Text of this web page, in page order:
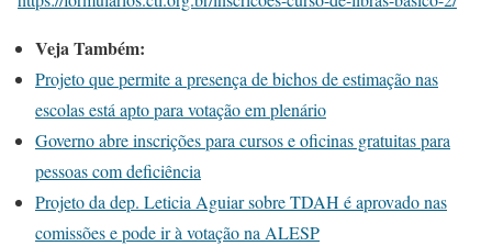
Veja Também:
Projeto que permite a presença de bichos de estimação nas
escolas está apto para votação em plenário
Governo abre inscrições para cursos e oficinas gratuitas para
pessoas com deficiência
Projeto da dep. Leticia Aguiar sobre TDAH é aprovado nas
comissões e pode ir à votação na ALESP